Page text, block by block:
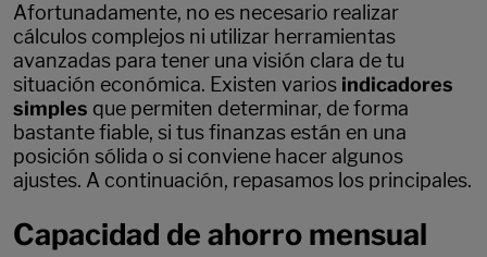
Afortunadamente, no es necesario realizar
cálculos complejos ni utilizar herramientas
avanzadas para tener una visión clara de tu
situación económica. Existen varios indicadores
simples que permiten determinar, de forma
bastante fiable, si tus finanzas están en una
posición sólida o si conviene hacer algunos
ajustes. A continuación, repasamos los principales.
Capacidad de ahorro mensual